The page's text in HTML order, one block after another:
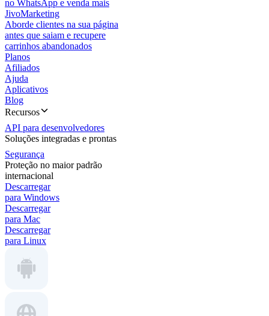
no WhatsApp e venda mais
JivoMarketing
Aborde clientes na sua página
antes que saiam e recupere
carrinhos abandonados
Planos
Afiliados
Ajuda
Aplicativos
Blog
Recursos
API para desenvolvedores
Soluções integradas e prontas
Segurança
Proteção no maior padrão
internacional
Descarregar
para Windows
Descarregar
para Mac
Descarregar
para Linux